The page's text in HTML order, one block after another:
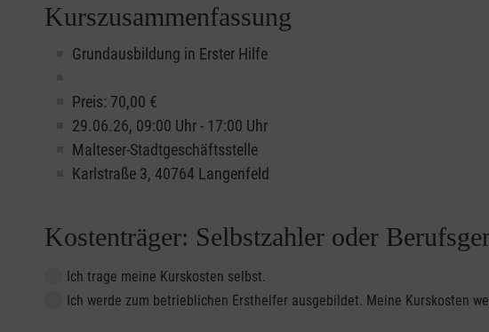
Kurszusammenfassung
Grundausbildung in Erster Hilfe
Preis: 70,00 €
29.06.26, 09:00 Uhr - 17:00 Uhr
Malteser-Stadtgeschäftsstelle
Karlstraße 3, 40764 Langenfeld
Kostenträger: Selbstzahler oder
Ich trage meine Kurskosten selbst.
Ich werde zum betrieblichen Ersthelfer ausgebildet. Meine Kurskosten